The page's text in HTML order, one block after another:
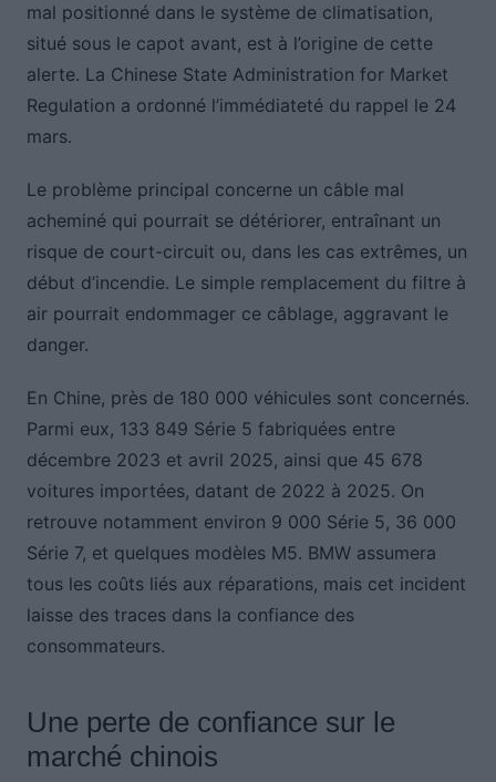
mal positionné dans le système de climatisation,
situé sous le capot avant, est à l’origine de cette
alerte. La Chinese State Administration for Market
Regulation a ordonné l’immédiateté du rappel le 24
mars.
Le problème principal concerne un câble mal
acheminé qui pourrait se détériorer, entraînant un
risque de court-circuit ou, dans les cas extrêmes, un
début d’incendie. Le simple remplacement du filtre à
air pourrait endommager ce câblage, aggravant le
danger.
En Chine, près de 180 000 véhicules sont concernés.
Parmi eux, 133 849 Série 5 fabriquées entre
décembre 2023 et avril 2025, ainsi que 45 678
voitures importées, datant de 2022 à 2025. On
retrouve notamment environ 9 000 Série 5, 36 000
Série 7, et quelques modèles M5. BMW assumera
tous les coûts liés aux réparations, mais cet incident
laisse des traces dans la confiance des
consommateurs.
Une perte de confiance sur le
marché chinois